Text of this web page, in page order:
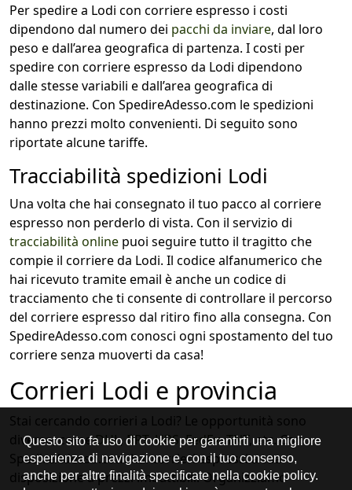
Per spedire a Lodi con corriere espresso i costi
dipendono dal numero dei pacchi da inviare, dal loro
peso e dall’area geografica di partenza. I costi per
spedire con corriere espresso da Lodi dipendono
dalle stesse variabili e dall’area geografica di
destinazione. Con SpedireAdesso.com le spedizioni
hanno prezzi molto convenienti. Di seguito sono
riportate alcune tariffe.
Tracciabilità spedizioni Lodi
Una volta che hai consegnato il tuo pacco al corriere
espresso non perderlo di vista. Con il servizio di
tracciabilità online puoi seguire tutto il tragitto che
compie il corriere da Lodi. Il codice alfanumerico che
hai ricevuto tramite email è anche un codice di
tracciamento che ti consente di controllare il percorso
del corriere espresso dal ritiro fino alla consegna. Con
SpedireAdesso.com conosci ogni spostamento del tuo
corriere senza muoverti da casa!
Corrieri Lodi e provincia
Stai cercando corrieri a Lodi? Le opportunità sono
diverse, comeDHL,BRT,UPS,FedEx,TNT, etc. Con
SpedireAdesso.com hai corrieri espressi a tua
disposizione a prezzi imbattibili. Organizziamo